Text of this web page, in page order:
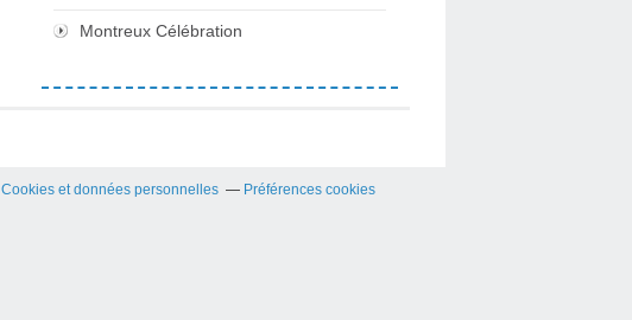
Montreux Célébration
Cookies et données personnelles Préférences cookies